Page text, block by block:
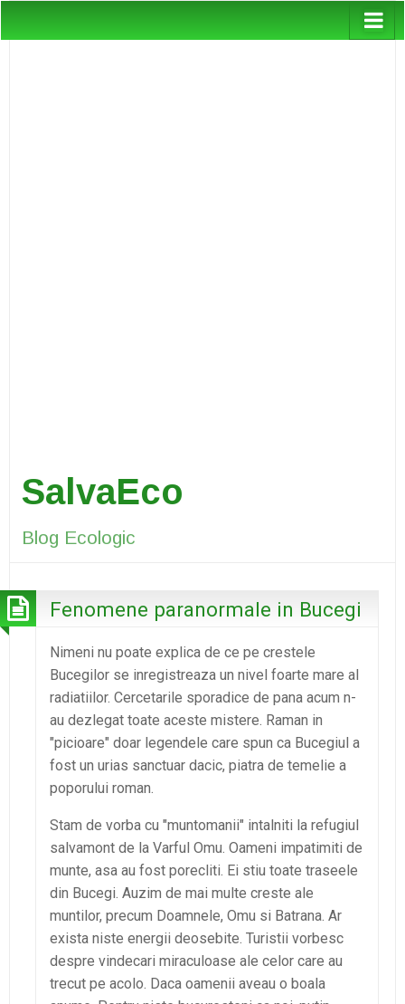
SalvaEco
Blog Ecologic
Fenomene paranormale in Bucegi
Nimeni nu poate explica de ce pe crestele
Bucegilor se inregistreaza un nivel foarte mare al
radiatiilor. Cercetarile sporadice de pana acum n-
au dezlegat toate aceste mistere. Raman in
"picioare" doar legendele care spun ca Bucegiul a
fost un urias sanctuar dacic, piatra de temelie a
poporului roman.
Stam de vorba cu "muntomanii" intalniti la refugiul
salvamont de la Varful Omu. Oameni impatimiti de
munte, asa au fost porecliti. Ei stiu toate traseele
din Bucegi. Auzim de mai multe creste ale
muntilor, precum Doamnele, Omu si Batrana. Ar
exista niste energii deosebite. Turistii vorbesc
despre vindecari miraculoase ale celor care au
trecut pe acolo. Daca oamenii aveau o boala